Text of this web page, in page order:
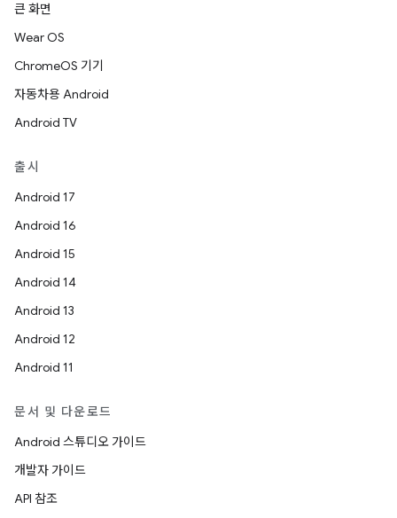
큰 화면
Wear OS
ChromeOS 기기
자동차용 Android
Android TV
출시
Android 17
Android 16
Android 15
Android 14
Android 13
Android 12
Android 11
문서 및 다운로드
Android 스튜디오 가이드
개발자 가이드
API 참조